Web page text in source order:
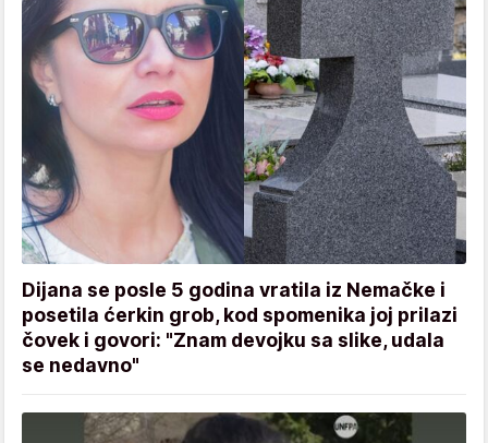
Dijana se posle 5 godina vratila iz Nemačke i
posetila ćerkin grob, kod spomenika joj prilazi
čovek i govori: "Znam devojku sa slike, udala
se nedavno"